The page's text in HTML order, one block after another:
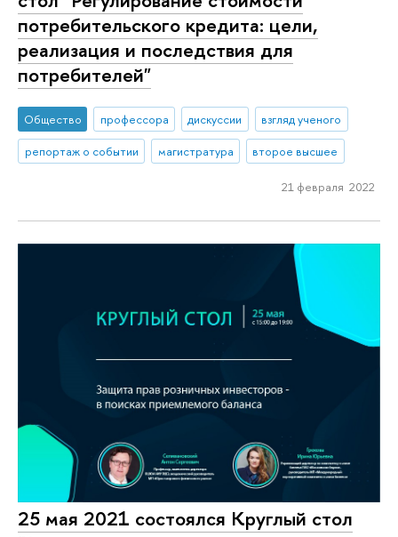
потребительского кредита: цели,
реализация и последствия для
потребителей"
Общество профессора дискуссии
взгляд ученого
репортаж о событии
магистратура второе высшее
21 февраля 2022
25 мая 2021 состоялся Круглый стол